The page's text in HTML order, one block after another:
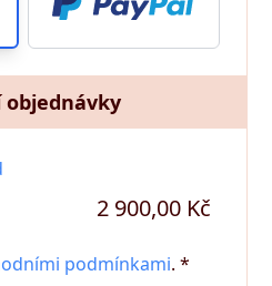
2 900,00 Kč
podmínkami. *